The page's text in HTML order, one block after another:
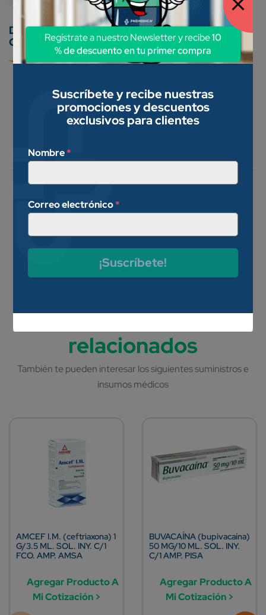
Conoce nuestros métodos de pago:
enrojecimiento ocular asociado
como alergias causadas por
polen, resfriados, polvo, smog,
viento, aguas cloradas o uso de
AMCEF I.M. (ceftriaxona) 1
G/3.5 ML. SOL. INY. C/1
FCO. AMP. AMSA
Agregar Producto A
Mi Cotización >
BUVACAÍNA (bupivacaína)
50 MG/10 ML. SOL. INY.
C/1 AMP. PISA
Agregar Producto A
Mi Cotización >
Suscríbete y recibe nuestras
promociones y descuentos
exclusivos para clientes
Nombre*
Correo electrónico*
¡Suscríbete!
Regístrate a nuestro Newsletter y recibe 10
% de descuento en tu primer compra